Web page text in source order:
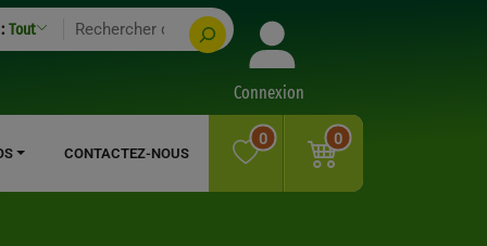
Tout
Connexion
CONTACTEZ-NOUS
0 0